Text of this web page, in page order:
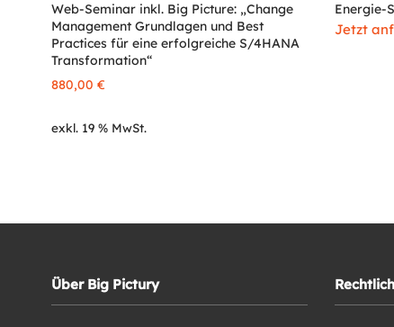
Web-Seminar inkl. Big Picture: „Change
Management Grundlagen und Best
Practices für eine erfolgreiche S/4HANA
Transformation“
880,00 €
exkl. 19 % MwSt.
Energie-
Jetzt
Über Big Pictury